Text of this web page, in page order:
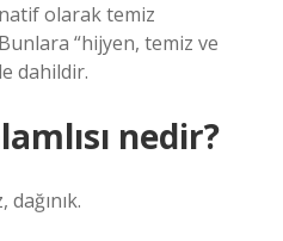
olarak temiz
“hijyen, temiz ve
dahildir.
nedir?
dağınık.